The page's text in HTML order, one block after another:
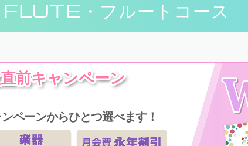
FLUTE ・フルートコース
前キャンペーン
ペーンからひとつ選べます！